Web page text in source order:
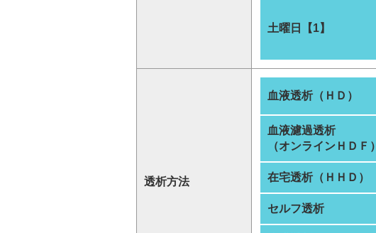
土曜日【1】
透析方法
血液透析（ＨＤ）
血液濾過透析
（オンラインＨＤＦ）
在宅透析（ＨＨＤ）
セルフ透析